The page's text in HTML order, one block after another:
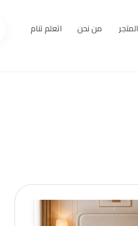
المتجر من نحن اتعلم تنام